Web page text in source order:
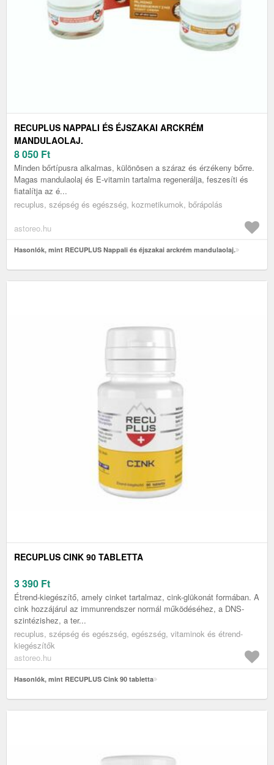
RECUPLUS NAPPALI ÉS ÉJSZAKAI ARCKRÉM
MANDULAOLAJ.
8 050 Ft
Minden bőrtípusra alkalmas, különösen a száraz és érzékeny bőrre.
Magas mandulaolaj és E-vitamin tartalma regenerálja, feszesíti és
fiatalítja az é...
recuplus, szépség és egészség, kozmetikumok, bőrápolás
astoreo.hu
Hasonlók, mint RECUPLUS Nappali és éjszakai arckrém mandulaolaj.
RECUPLUS CINK 90 TABLETTA
3 390 Ft
Étrend-kiegészítő, amely cinket tartalmaz, cink-glükonát formában. A
cink hozzájárul az immunrendszer normál működéséhez, a DNS-
szintézishez, a ter...
recuplus, szépség és egészség, egészség, vitaminok és étrend-
kiegészítők
astoreo.hu
Hasonlók, mint RECUPLUS Cink 90 tabletta